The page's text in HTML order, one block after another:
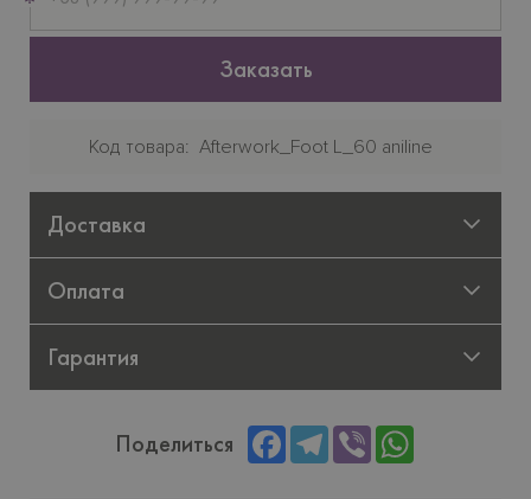
Заказать
Код товара Afterwork_Foot L_60 aniline
Доставка
Оплата
Гарантия
Поделиться FacebookTelegram
Viber